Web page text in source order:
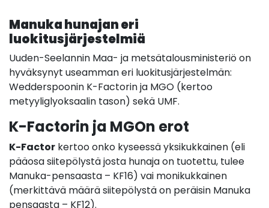
Manuka hunajan eri
luokitusjärjestelmiä
Uuden-Seelannin Maa- ja metsätalousministeriö on
hyväksynyt useamman eri luokitusjärjestelmän:
Wedderspoonin K-Factorin ja MGO (kertoo
metyyliglyoksaalin tason) sekä UMF.
K-Factorin ja MGOn erot
K-Factor kertoo onko kyseessä yksikukkainen (eli
pääosa siitepölystä josta hunaja on tuotettu, tulee
Manuka-pensaasta – KF16) vai monikukkainen
(merkittävä määrä siitepölystä on peräisin Manuka
pensaasta – KF12).